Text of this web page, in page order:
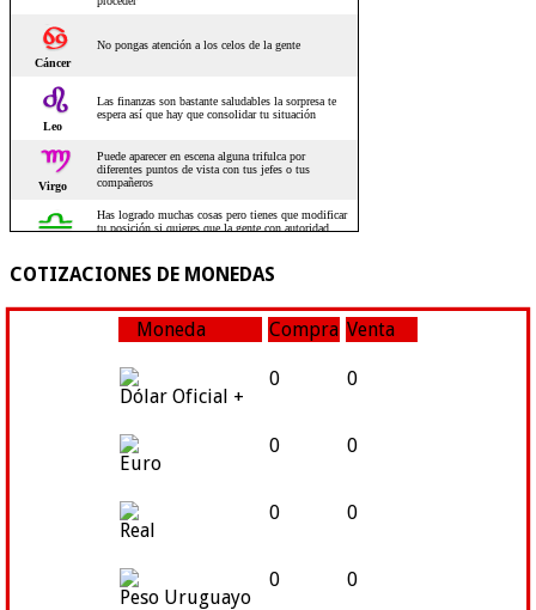
COTIZACIONES DE MONEDAS
Moneda Compra Venta
Dólar Oficial +
0 0
Euro
0 0
Real
0 0
Peso Uruguayo
0 0